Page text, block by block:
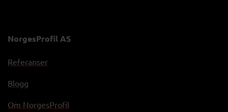
NorgesProfil AS
Referanser
Blogg
Om NorgesProfil